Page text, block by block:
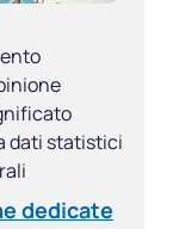
dati statistici
dedicate